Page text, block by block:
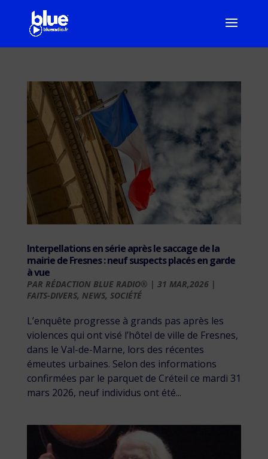
Interpellations en série après le saccage de la
mairie de Fresnes : neuf suspects placés en garde
à vue
PAR RÉDACTION BLUE RADIO® | 31 MAR,2026|
FAITS-DIVERS, NEWS, SOCIÉTÉ
L’enquête progresse à grands pas après les
violences qui ont visé l’hôtel de ville de Fresnes,
dans le Val-de-Marne, lors des récentes
émeutes urbaines. Selon des informations
confirmées par le parquet de Créteil ce mardi 31
mars 2026, neuf individus ont été...